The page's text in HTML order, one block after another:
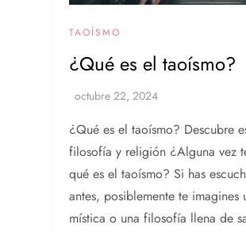
TAOÍSMO
¿Qué es el taoísmo?
¿Qué es el taoísmo? Descubre
filosofía y religión ¿Alguna vez
qué es el taoísmo? Si has
antes, posiblemente te imagines
mística o una filosofía llena de